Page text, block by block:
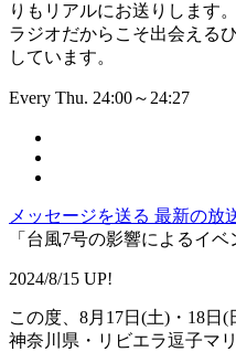
りもリアルにお送りします。
ラジオだからこそ出会える
しています。
Every Thu. 24:00～24:27
メッセージを送る 最新の放
「台風7号の影響によるイベ
2024/8/15 UP!
この度、8月17日(土)・18日(
神奈川県・リビエラ逗子マ